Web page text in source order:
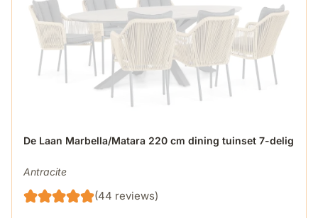
De Laan Marbella/Matara 220 cm dining tuinset 7-delig
Antracite
(44 reviews)
De prijs is afhankelijk van de gekozen opties op de